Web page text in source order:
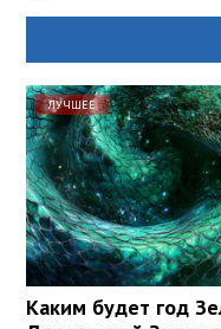
ЛУЧШЕЕ
Каким будет год